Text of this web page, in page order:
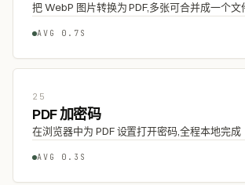
把 WebP 图片转换为 PDF,多张可合并成一个文
AVG 0.7S
25
PDF 加密码
在浏览器中为 PDF 设置打开密码,全程本地完成
AVG 0.3S